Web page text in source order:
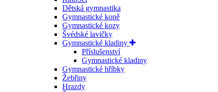
Dětská gymnastika
Gymnastické koně
Gymnastické kozy
Švédské lavičky
Gymnastické kladiny
Příslušenství
Gymnastické kladiny
Gymnastické hříbky
Žebřiny
Hrazdy